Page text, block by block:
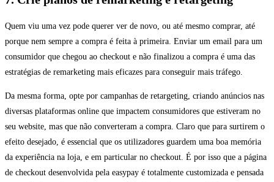
Quem viu uma vez pode querer ver de novo, ou até mesmo comprar, até
porque nem sempre a compra é feita à primeira. Enviar um email para um
consumidor que chegou ao checkout e não finalizou a compra é uma das
estratégias de remarketing mais eficazes para conseguir mais tráfego.
Da mesma forma, opte por campanhas de retargeting, criando anúncios nas
diversas plataformas online que impactem consumidores que estiveram no
seu website, mas que não converteram a compra. Claro que para surtirem o
efeito desejado, é essencial que os utilizadores guardem uma boa memória
da experiência na loja, e em particular no checkout. É por isso que a página
de checkout desenvolvida pela easypay é totalmente customizada e pensada